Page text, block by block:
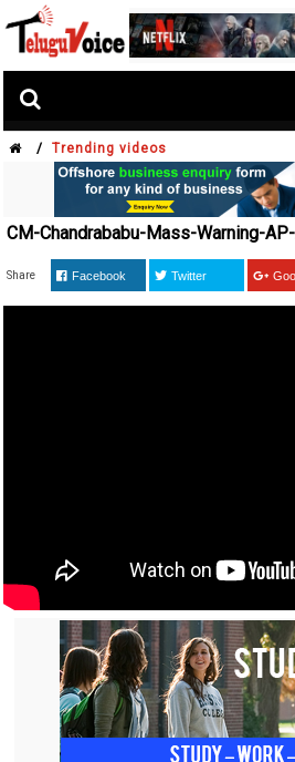
/ Trending videos
CM-Chandrababu-Mass-Warning-
Share Facebook Twitter